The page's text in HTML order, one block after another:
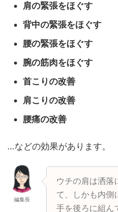
肩の緊張をほぐす
背中の緊張をほぐす
腰の緊張をほぐす
腕の筋肉をほぐす
首こりの改善
肩こりの改善
腰痛の改善
…などの効果があります。
編集長
ウチの肩は洒落
て、しかも内側
手を後ろに組ん